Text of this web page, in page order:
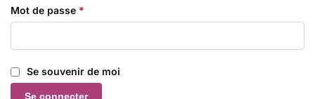
Mot de passe *
Se souvenir de moi
Se connecter